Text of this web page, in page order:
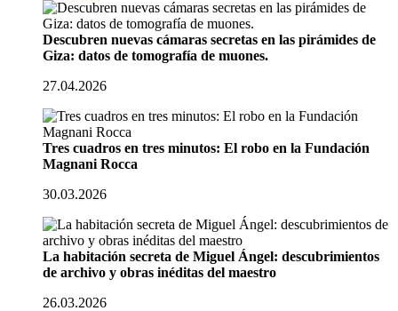
Descubren nuevas cámaras secretas en las pirámides de
Giza: datos de tomografía de muones.
27.04.2026
Tres cuadros en tres minutos: El robo en la Fundación
Magnani Rocca
30.03.2026
La habitación secreta de Miguel Ángel: descubrimientos
de archivo y obras inéditas del maestro
26.03.2026